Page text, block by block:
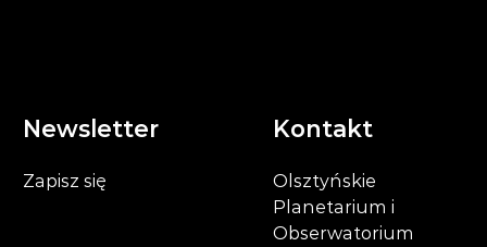
Newsletter
Zapisz się
Kontakt
Olsztyńskie
Planetarium i
Obserwatorium